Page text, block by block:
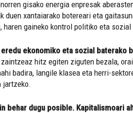
gisako energia enpresak
xantaiarako botereari eta
gaineko kontrol politiko eta sozial
ekonomiko eta sozial baterako
hitz egiten ziguten bezala,
badira, langile klasea eta herri-
jartzeko.
behar dugu posible. Kapitalismoari